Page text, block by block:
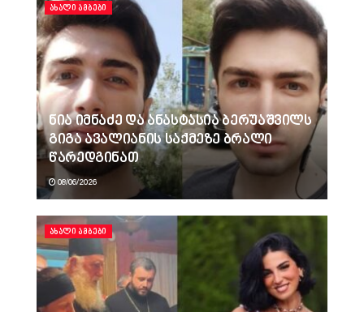
ᲐᲮᲐᲚᲘ ᲐᲛᲑᲔᲑᲘ
ნია იმნაძე და ანასტასია ბერუაშვილს
გიგა ავალიანის საქმეზე ბრალი
წარედგინათ
08/06/2026
ᲐᲮᲐᲚᲘ ᲐᲛᲑᲔᲑᲘ